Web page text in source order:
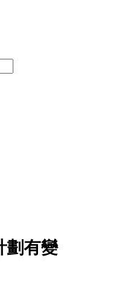
劃有變